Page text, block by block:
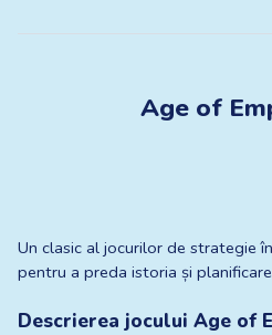
Age of
Un clasic al jocurilor de strategie
pentru a preda istoria și
Descrierea jocului Age of